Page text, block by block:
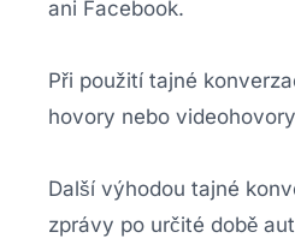
ani Facebook.
Při použití tajné
hovory nebo
Další výhodou tajné
zprávy po určité době